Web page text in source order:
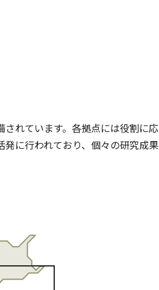
れています。各拠点には役割に応
に行われており、個々の研究成果